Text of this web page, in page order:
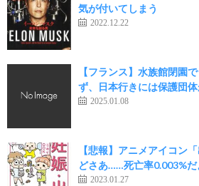
気が付いてしまう
2022.12.22
【フランス】水族館閉園
ず、日本行きには保護団
2025.01.08
【悲報】アニメアイコン
どさあ……死亡率0.003%
2023.01.27